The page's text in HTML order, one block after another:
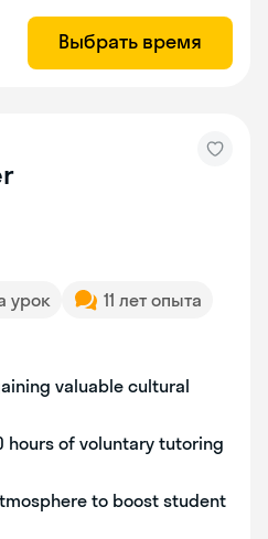
Выбрать время
урок
11 лет опыта
valuable cultural
hours of voluntary tutoring
to boost student